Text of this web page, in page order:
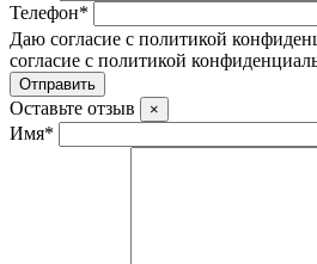
Телефон*
Даю согласие с политикой
согласие с политикой
Оставьте отзыв ×
Имя*